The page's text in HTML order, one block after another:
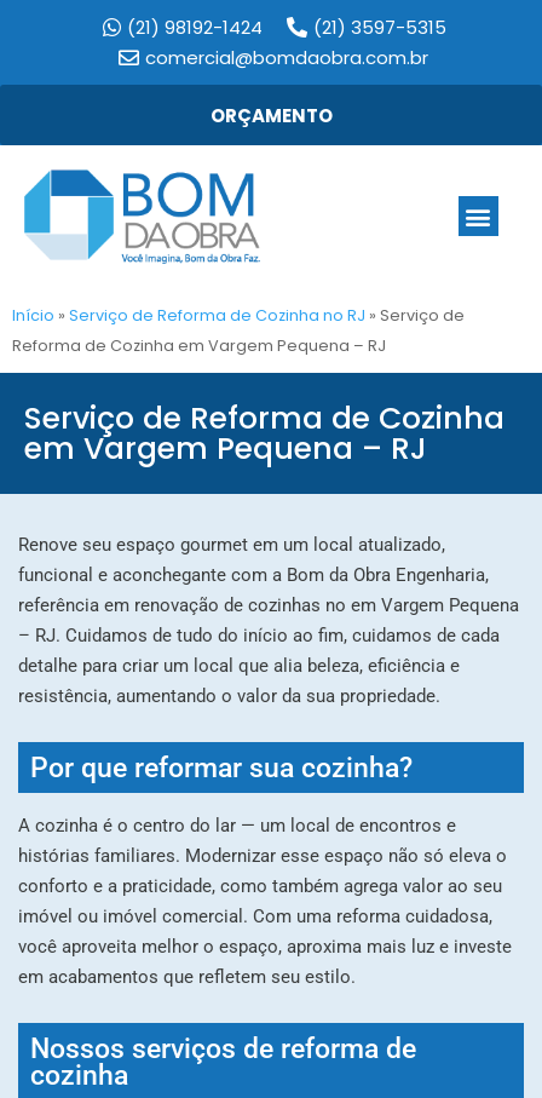
(21) 98192-1424
(21) 3597-5315
comercial@bomdaobra.com.br
ORÇAMENTO
Início » Serviço de Reforma de Cozinha no RJ » Serviço de
Reforma de Cozinha em Vargem Pequena – RJ
Serviço de Reforma de Cozinha
em Vargem Pequena – RJ
Renove seu espaço gourmet em um local atualizado,
funcional e aconchegante com a Bom da Obra Engenharia,
referência em renovação de cozinhas no em Vargem Pequena
– RJ. Cuidamos de tudo do início ao fim, cuidamos de cada
detalhe para criar um local que alia beleza, eficiência e
resistência, aumentando o valor da sua propriedade.
Por que reformar sua cozinha?
A cozinha é o centro do lar — um local de encontros e
histórias familiares. Modernizar esse espaço não só eleva o
conforto e a praticidade, como também agrega valor ao seu
imóvel ou imóvel comercial. Com uma reforma cuidadosa,
você aproveita melhor o espaço, aproxima mais luz e investe
em acabamentos que refletem seu estilo.
Nossos serviços de reforma de
cozinha